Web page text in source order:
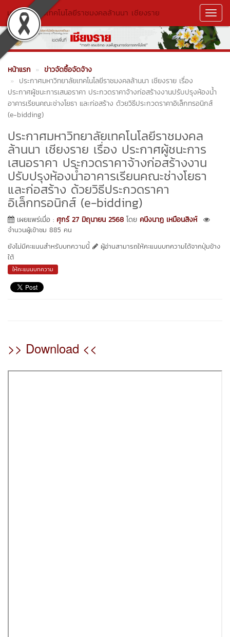
มหาวิทยาลัยเทคโนโลยีราชมงคลล้านนา เชียงราย
หน้าแรก
ข่าวจัดซื้อจัดจ้าง
ประกาศมหาวิทยาลัยเทคโนโลยีราชมงคลล้านนา เชียงราย เรื่อง
ประกาศผู้ชนะการเสนอราคา ประกวดราคาจ้างก่อสร้างงานปรับปรุงห้องน้ำ
อาคารเรียนคณะช่างโยธา และก่อสร้าง ด้วยวิธีประกวดราคาอิเล็กทรอนิกส์
(e-bidding)
ประกาศมหาวิทยาลัยเทคโนโลยีราชมงคล
ล้านนา เชียงราย เรื่อง ประกาศผู้ชนะการ
เสนอราคา ประกวดราคาจ้างก่อสร้างงาน
ปรับปรุงห้องน้ำอาคารเรียนคณะช่างโยธา
และก่อสร้าง ด้วยวิธีประกวดราคา
อิเล็กทรอนิกส์ (e-bidding)
เผยแพร่เมื่อ : ศุกร์ 27 มิถุนายน 2568 โดย คนึงนาฏ เหมือนสิงห์
จำนวนผู้เข้าชม 885 คน
ยังไม่มีคะแนนสำหรับบทความนี้
ผู้อ่านสามารถให้คะแนนบทความได้จากปุ่มข้าง
ใต้
ให้คะแนนบทความ
>> Download <<